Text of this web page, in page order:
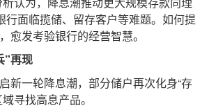
行面临揽储、留存客户等难题。如何提
愈发考验银行的经营智慧。
”再现
一轮降息潮，部分储户再次化身“存
寻找高息产品。